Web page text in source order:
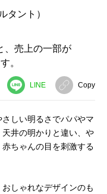
タント）
、売上の一部が
。
LINE Copy
しい明るさでパパやマ
天井の明かりと違い、や
ちゃんの目を刺激する
しゃれなデザインのも